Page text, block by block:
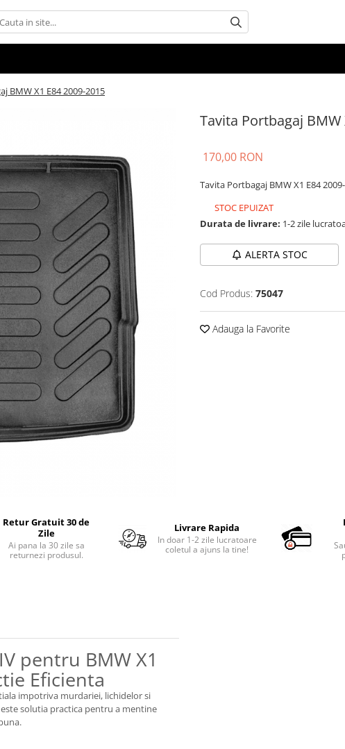
BMW X1 E84 2009-2015
Tavita Portbagaj BMW
170,00 RON
Tavita Portbagaj BMW X1 E84
STOC EPUIZAT
Durata de livrare: 1-2 zile
ALERTA STOC
Cod Produs: 75047
Adauga la Favorite
Retur Gratuit 30 de
Zile
Ai pana la 30 zile sa
returnezi produsul.
Livrare Rapida
In doar 1-2 zile lucratoare
coletul a ajuns la tine!
pentru BMW X1
Eficienta
impotriva murdariei, lichidelor si
solutia practica pentru a mentine